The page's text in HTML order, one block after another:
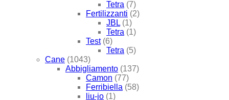
Tetra (7)
Fertilizzanti (2)
JBL (1)
Tetra (1)
Test (6)
Tetra (5)
Cane (1043)
Abbigliamento (137)
Camon (77)
Ferribiella (58)
liu-jo (1)